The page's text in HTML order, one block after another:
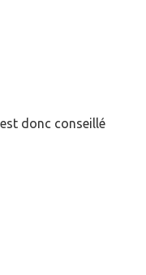
donc conseillé